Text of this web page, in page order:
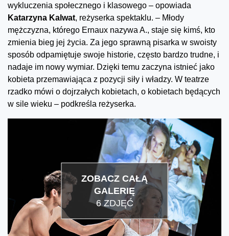
wykluczenia społecznego i klasowego – opowiada
Katarzyna Kalwat, reżyserka spektaklu. – Młody
mężczyzna, którego Ernaux nazywa A., staje się kimś, kto
zmienia bieg jej życia. Za jego sprawną pisarka w swoisty
sposób odpamiętuje swoje historie, często bardzo trudne, i
nadaje im nowy wymiar. Dzięki temu zaczyna istnieć jako
kobieta przemawiająca z pozycji siły i władzy. W teatrze
rzadko mówi o dojrzałych kobietach, o kobietach będących
w sile wieku – podkreśla reżyserka.
ZOBACZ CAŁĄ
GALERIĘ
6 ZDJĘĆ